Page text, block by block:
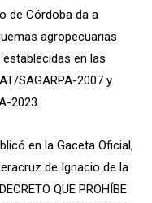
de Córdoba da a
agropecuarias
en las
SAGARPA-2007 y
2023.
en la Gaceta Oficial,
de Ignacio de la
QUE PROHÍBE